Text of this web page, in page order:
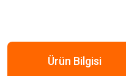
Ürün Bilgisi